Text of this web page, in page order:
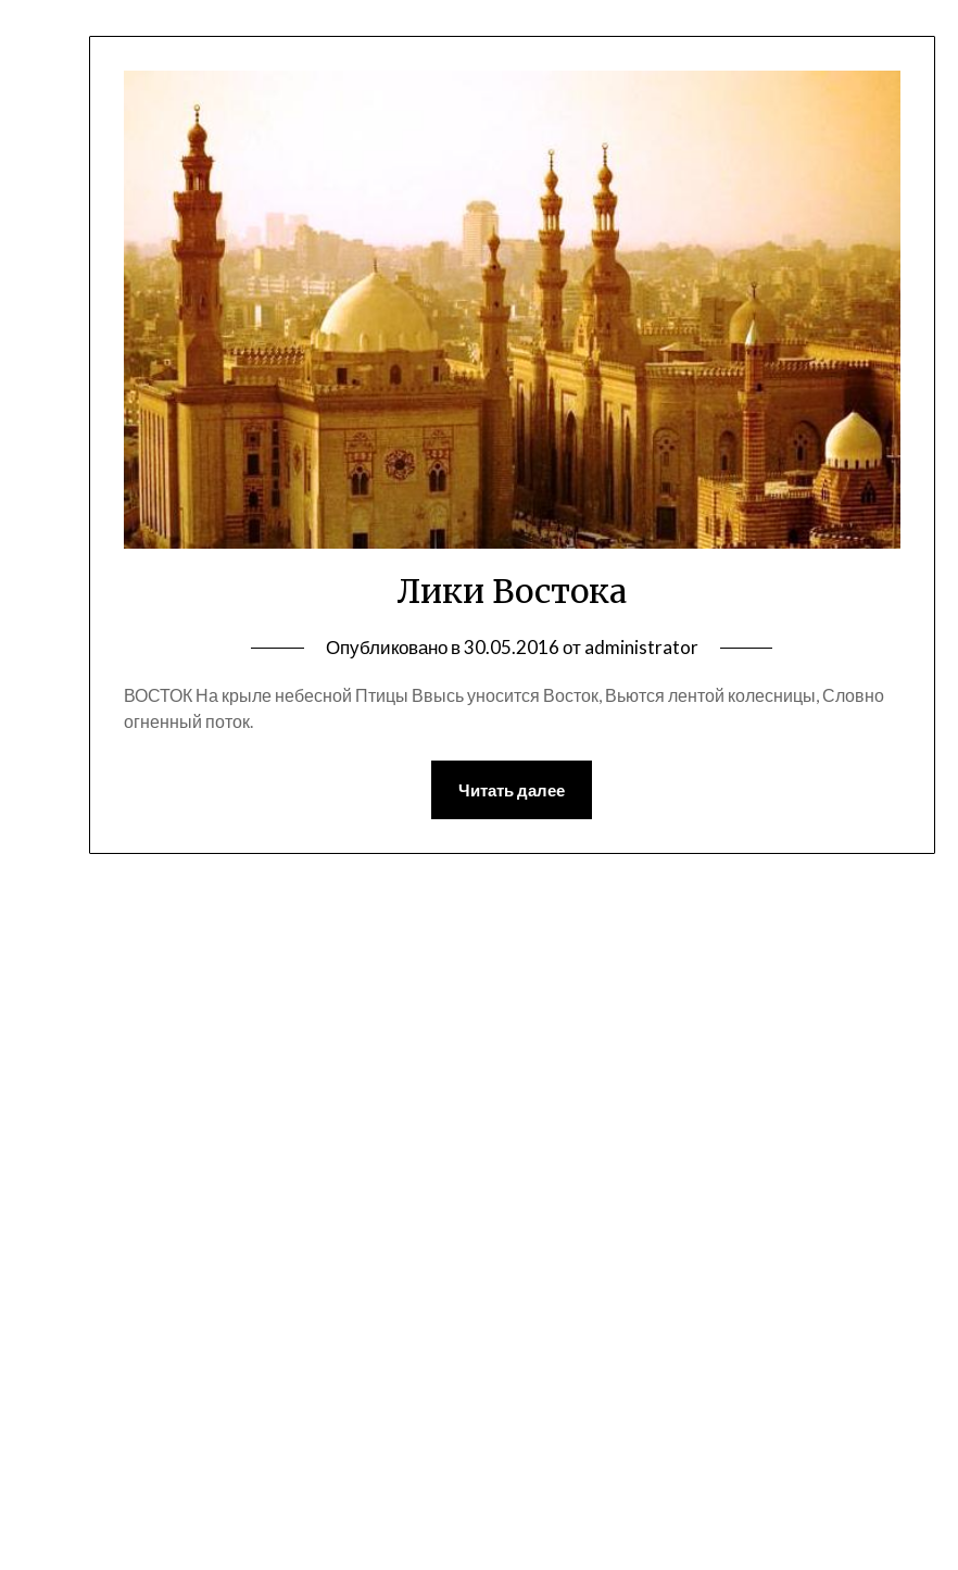
Лики Востока
Опубликовано в30.05.2016отadministrator
ВОСТОК На крыле небесной Птицы Ввысь уносится Восток, Вьются лентой колесницы, Словно
огненный поток.
Читать далее